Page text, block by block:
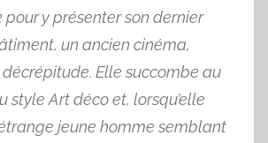
y présenter son dernier
un ancien cinéma,
Elle succombe au
style Art déco et, lorsqu’elle
jeune homme semblant